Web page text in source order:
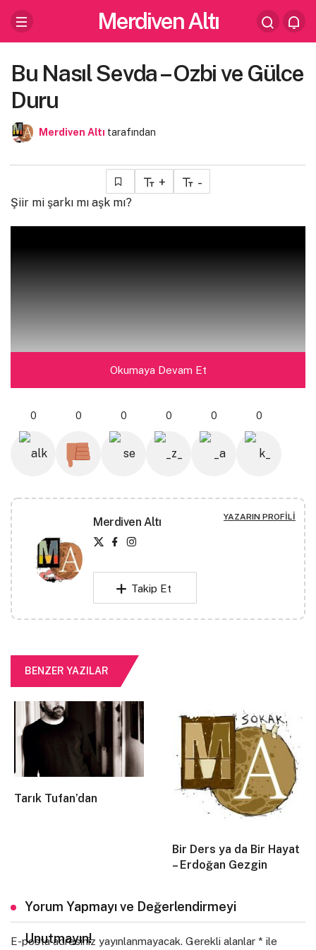
Merdiven Altı
Bu Nasıl Sevda – Ozbi ve Gülce
Duru
Merdiven Altı tarafından
+ -
Şiir mi şarkı mı aşk mı?
yanındayım…
Dizimin kanadığı ilk günü; sevmeye yeltendiğim ve
sevilmediğimi anladığım ilk günü; acının korkuları
kuşattığı ölesiye savaştığı o ilk günü.
Sonra diyeceğim:
Ruhumun kederden gözleri kararmış, körlüğüne birkaç
cenaze bile vermişti.
Değişmişti çocukluğumun yazgısı.
Sevmeyi bilmeyenlerin meyhanesinde çıraklık yapmıştı
sadece…
Karıştırmadan birkaç duble rakı veya şarap.
Okumaya Devam Et
0 0 0 0 0 0
Merdiven Altı YAZARIN PROFILI
Takip Et
BENZER YAZILAR
Tarık Tufan’dan
Bir Ders ya da Bir Hayat
– Erdoğan Gezgin
Yorum Yapmayı ve Değerlendirmeyi
Unutmayın!
E-posta adresiniz yayınlanmayacak. Gerekli alanlar * ile